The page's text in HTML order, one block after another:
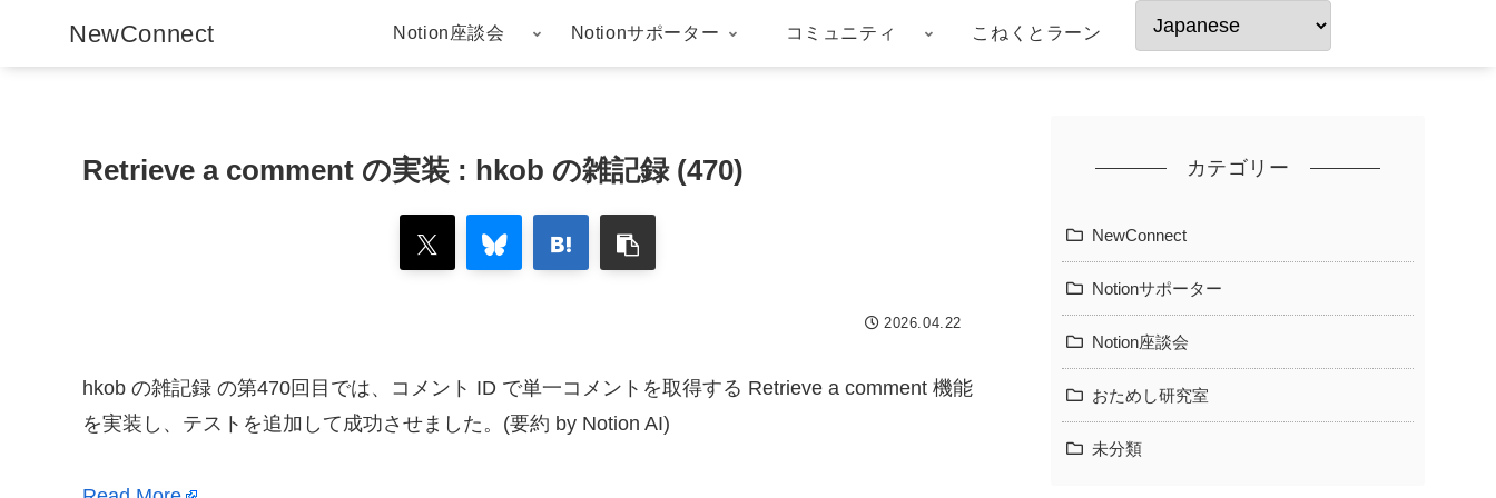
NewConnect Notion座談会 Notionサポーター コミュニティ こねくとラーン
Retrieve a comment の実装 : hkob の雑記録 (470)
2026.04.22
hkob の雑記録 の第470回目では、コメント ID で単一コメントを取得する Retrieve a comment 機能
を実装し、テストを追加して成功させました。(要約 by Notion AI)
カテゴリー
NewConnect
Notionサポーター
Notion座談会
おためし研究室
未分類